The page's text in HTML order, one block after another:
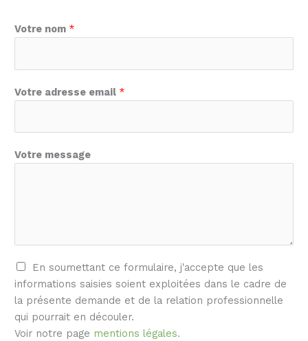
Votre nom *
Votre adresse email *
Votre message
r
g
p
d
*
En soumettant ce formulaire, j'accepte que les
informations saisies soient exploitées dans le cadre de
la présente demande et de la relation professionnelle
qui pourrait en découler.
Voir notre page mentions légales.